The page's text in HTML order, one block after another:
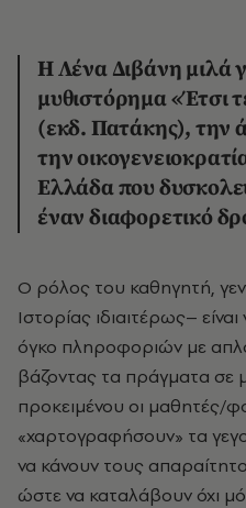
Η Λένα Διβάνη μιλά
μυθιστόρημα «Έτσι
(εκδ. Πατάκης), την
την
Ελλάδα που
έναν διαφορετικό
Ο ρόλος του καθηγητή, γενικότερα –και του καθηγητή
Ιστορίας ιδιαιτέρως–
όγκο πληροφοριών με
βάζοντας τα πράγματα σε
προκειμένου οι μαθητές/
«χαρτογραφήσουν» τα
να κάνουν τους
ώστε να καταλάβουν όχι